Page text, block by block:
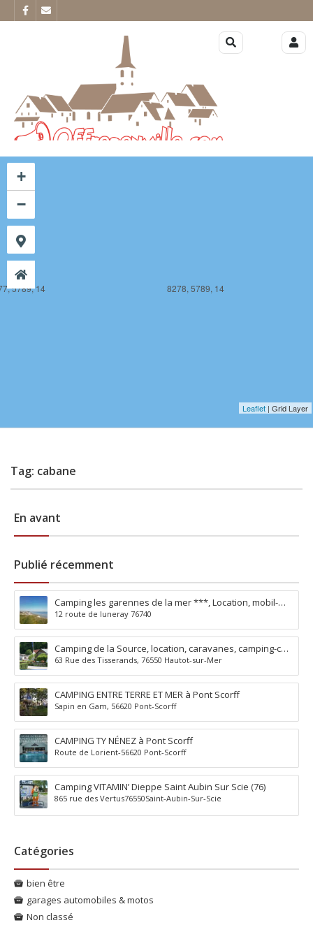
5788, 14 8278, 5788, 14
5789, 14 8278, 5789, 14
+
−
Leaflet | Grid Layer
Tag: cabane
En avant
Publié récemment
Camping les garennes de la mer ***, Location, mobil-
hommes, Tentes, Veules les Roses, Dieppe, Luneray
12 route de luneray 76740
Camping de la Source, location, caravanes, camping-car,
Camping à Hautôt sur Mer (76)
63 Rue des Tisserands, 76550 Hautot-sur-Mer
CAMPING ENTRE TERRE ET MER à Pont Scorff
Sapin en Gam, 56620 Pont-Scorff
CAMPING TY NÉNEZ à Pont Scorff
Route de Lorient-56620 Pont-Scorff
Camping VITAMIN’ Dieppe Saint Aubin Sur Scie (76)
865 rue des Vertus76550Saint-Aubin-Sur-Scie
Catégories
bien être
garages automobiles & motos
Non classé